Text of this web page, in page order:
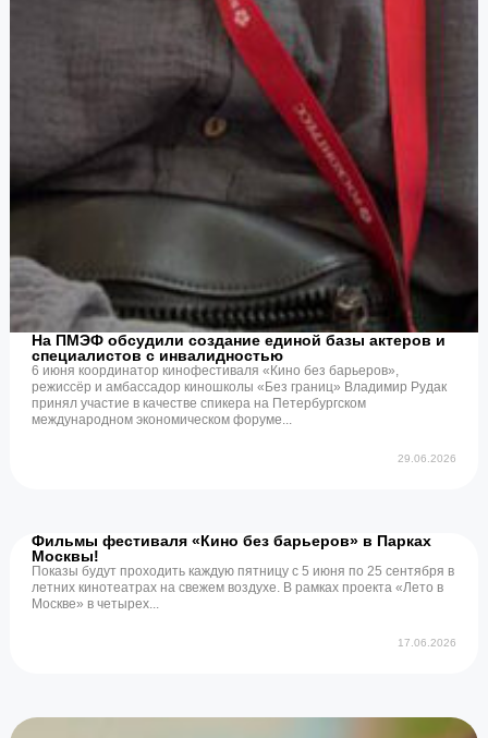
На ПМЭФ обсудили создание единой базы актеров и
специалистов с инвалидностью
6 июня координатор кинофестиваля «Кино без барьеров»,
режиссёр и амбассадор киношколы «Без границ» Владимир Рудак
принял участие в качестве спикера на Петербургском
международном экономическом форуме...
29.06.2026
Фильмы фестиваля «Кино без барьеров» в Парках
Москвы!
Показы будут проходить каждую пятницу с 5 июня по 25 сентября в
летних кинотеатрах на свежем воздухе. В рамках проекта «Лето в
Москве» в четырех...
17.06.2026